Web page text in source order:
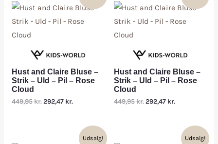
Hust and Claire Bluse –
Strik – Uld – Pil – Rose
Cloud
449,95kr.292,47 kr.
Hust and Claire Bluse –
Strik – Uld – Pil – Rose
Cloud
449,95kr.292,47 kr.
Udsalg! Udsalg!